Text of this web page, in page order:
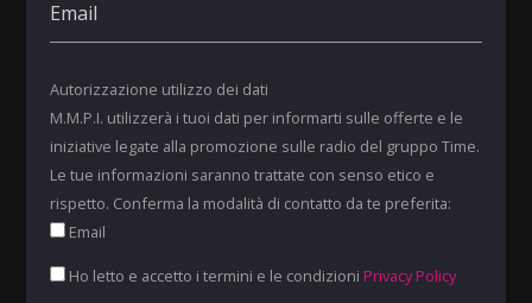
Autorizzazione utilizzo dei dati
M.M.P.I. utilizzerà i tuoi dati per informarti sulle offerte e le
iniziative legate alla promozione sulle radio del gruppo Time.
Le tue informazioni saranno trattate con senso etico e
rispetto. Conferma la modalità di contatto da te preferita:
Email
Ho letto e accetto i termini e le condizioni Privacy Policy